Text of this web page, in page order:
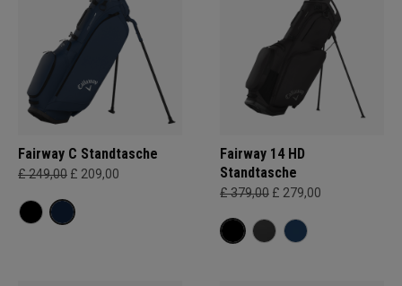
Fairway C Standtasche
£ 249,00 £ 209,00
Fairway 14 HD
Standtasche
£ 379,00 £ 279,00